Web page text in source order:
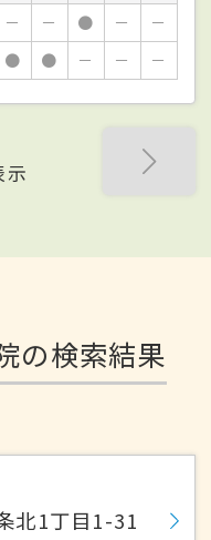
－ － ● －
－
● ● － － －
示
の検索結果
北1丁目1-31